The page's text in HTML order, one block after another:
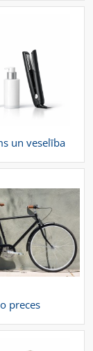
un veselība
preces